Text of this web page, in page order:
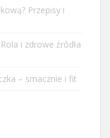
Przepisy i
i zdrowe źródła
– smacznie i fit